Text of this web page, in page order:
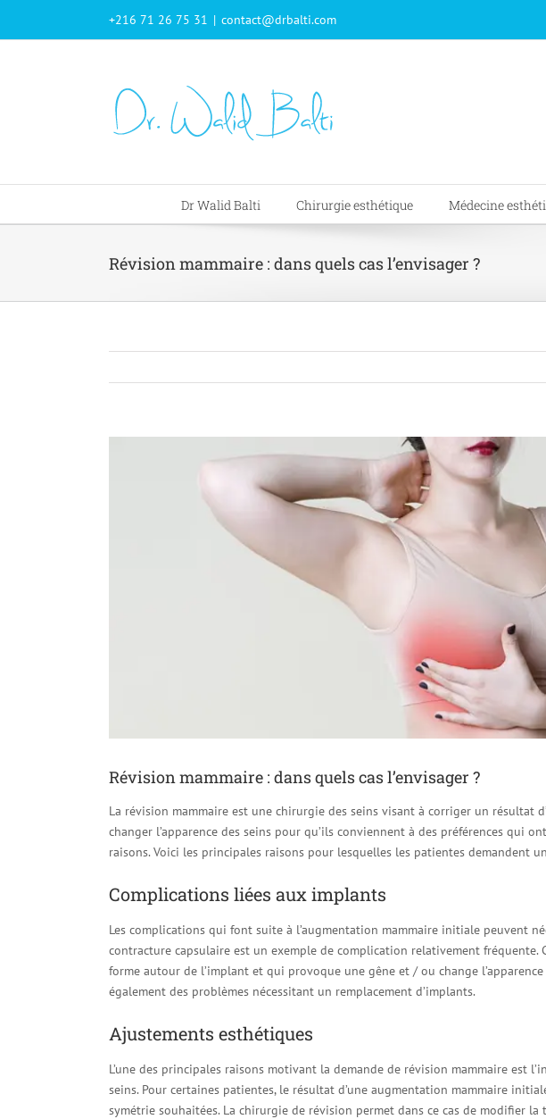
+216 71 26 75 31 | contact@drbalti.com
Dr Walid Balti Chirurgie esthétique Médecine
Révision mammaire : dans quels cas l’envisager ?
Révision mammaire : dans quels cas l’envisager ?
La révision mammaire est une chirurgie des seins visant à corriger un résultat
changer l’apparence des seins pour qu’ils conviennent à des préférences qui
raisons. Voici les principales raisons pour lesquelles les patientes demandent
Complications liées aux implants
Les complications qui font suite à l’augmentation mammaire initiale peuvent
contracture capsulaire est un exemple de complication relativement
forme autour de l’implant et qui provoque une gêne et / ou change
également des problèmes nécessitant un remplacement d’implants.
Ajustements esthétiques
L’une des principales raisons motivant la demande de révision mammaire est
seins. Pour certaines patientes, le résultat d’une augmentation mammaire
symétrie souhaitées. La chirurgie de révision permet dans ce cas de modifier